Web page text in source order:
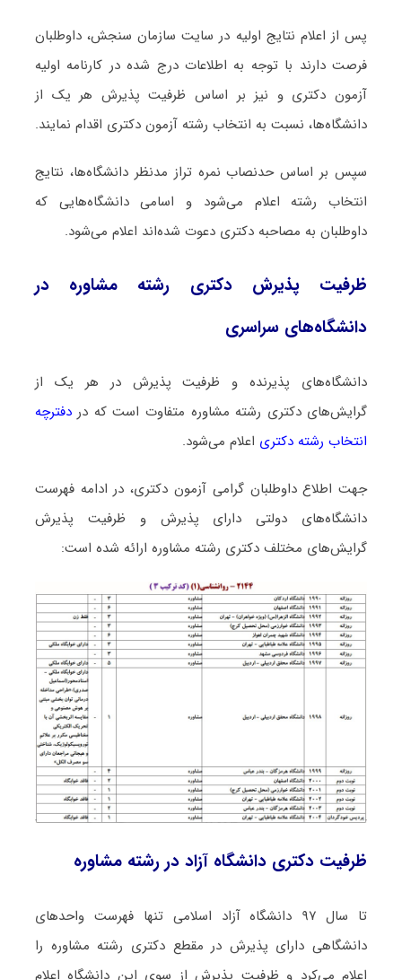
پس از اعلام نتایج اولیه در سایت سازمان سنجش، داوطلبان
فرصت دارند با توجه به اطلاعات درج شده در کارنامه اولیه
آزمون دکتری و نیز بر اساس ظرفیت پذیرش هر یک از
دانشگاه‌ها، نسبت به انتخاب رشته آزمون دکتری اقدام نمایند.
سپس بر اساس حدنصاب نمره تراز مدنظر دانشگاه‌ها، نتایج
انتخاب رشته اعلام می‌شود و اسامی دانشگاه‌هایی که
داوطلبان به مصاحبه دکتری دعوت شده‌اند اعلام می‌شود.
ظرفیت پذیرش دکتری رشته ﻣﺸﺎوره در
دانشگاه‌های سراسری
دانشگاه‌های پذیرنده و ظرفیت پذیرش در هر یک از
گرایش‌های دکتری رشته ﻣﺸﺎوره متفاوت است که دردفترچه
انتخاب رشته دکتری اعلام می‌شود.
جهت اطلاع داوطلبان گرامی آزمون دکتری، در ادامه فهرست
دانشگاه‌های دولتی دارای پذیرش و ظرفیت پذیرش
گرایش‌های مختلف دکتری رشته ﻣﺸﺎوره ارائه شده است:
ظرفیت دکتری دانشگاه آزاد در رشته ﻣﺸﺎوره
تا سال ۹۷ دانشگاه آزاد اسلامی تنها فهرست واحدهای
دانشگاهی دارای پذیرش در مقطع دکتری رشته ﻣﺸﺎوره را
اعلام می‌کرد و ظرفیت پذیرش از سوی این دانشگاه اعلام